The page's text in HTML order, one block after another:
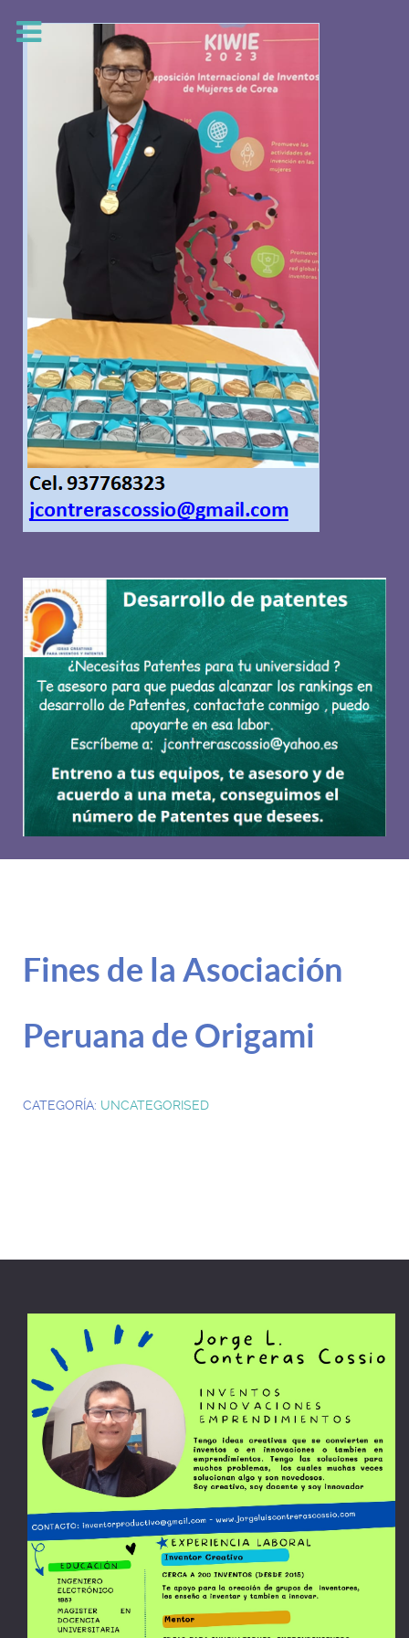
Fines de la Asociación
Peruana de Origami
CATEGORÍA: UNCATEGORISED